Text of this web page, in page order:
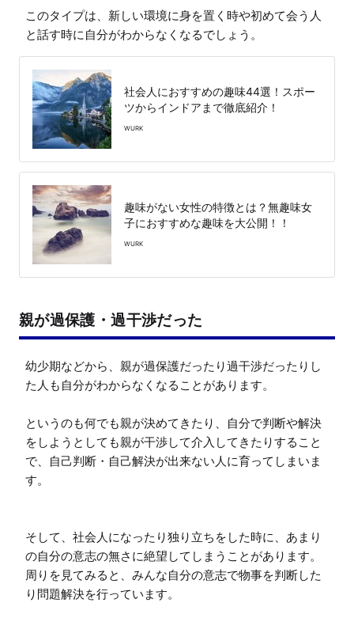
このタイプは、新しい環境に身を置く時や初めて会う人
と話す時に自分がわからなくなるでしょう。
社会人におすすめの趣味44選！スポー
ツからインドアまで徹底紹介！
WURK
趣味がない女性の特徴とは？無趣味女
子におすすめな趣味を大公開！！
WURK
親が過保護・過干渉だった
幼少期などから、親が過保護だったり過干渉だったりし
た人も自分がわからなくなることがあります。
というのも何でも親が決めてきたり、自分で判断や解決
をしようとしても親が干渉して介入してきたりすること
で、自己判断・自己解決が出来ない人に育ってしまいま
す。
そして、社会人になったり独り立ちをした時に、あまり
の自分の意志の無さに絶望してしまうことがあります。
周りを見てみると、みんな自分の意志で物事を判断した
り問題解決を行っています。